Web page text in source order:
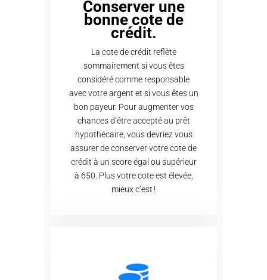
Conserver une
bonne cote de
crédit.
La cote de crédit reflète
sommairement si vous êtes
considéré comme responsable
avec votre argent et si vous êtes un
bon payeur. Pour augmenter vos
chances d’être accepté au prêt
hypothécaire, vous devriez vous
assurer de conserver votre cote de
crédit à un score égal ou supérieur
à 650. Plus votre cote est élevée,
mieux c’est !